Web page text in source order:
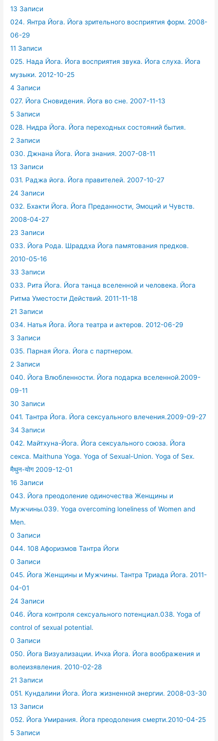
13 Записи
024. Янтра Йога. Йога зрительного восприятия форм. 2008-
06-29
11 Записи
025. Нада Йога. Йога восприятия звука. Йога слуха. Йога
музыки. 2012-10-25
4 Записи
027. Йога Сновидения. Йога во сне. 2007-11-13
5 Записи
028. Нидра Йога. Йога переходных состояний бытия.
2 Записи
030. Джнана Йога. Йога знания. 2007-08-11
13 Записи
031. Раджа йога. Йога правителей. 2007-10-27
24 Записи
032. Бхакти Йога. Йога Преданности, Эмоций и Чувств.
2008-04-27
23 Записи
033. Йога Рода. Шраддха Йога памятования предков.
2010-05-16
33 Записи
033. Рита Йога. Йога танца вселенной и человека. Йога
Ритма Уместости Действий. 2011-11-18
21 Записи
034. Натья Йога. Йога театра и актеров. 2012-06-29
3 Записи
035. Парная Йога. Йога с партнером.
2 Записи
040. Йога Влюбленности. Йога подарка вселенной.2009-
09-11
30 Записи
041. Тантра Йога. Йога сексуального влечения.2009-09-27
34 Записи
042. Майтхуна-Йога. Йога сексуального союза. Йога
секса. Maithuna Yoga. Yoga of Sexual-Union. Yoga of Sex.
मैथुन-योग 2009-12-01
16 Записи
043. Йога преодоление одиночества Женщины и
Мужчины.039. Yoga overcoming loneliness of Women and
Men.
0 Записи
044. 108 Афоризмов Тантра Йоги
0 Записи
045. Йога Женщины и Мужчины. Тантра Триада Йога. 2011-
04-01
24 Записи
046. Йога контроля сексуального потенциал.038. Yoga of
control of sexual potential.
0 Записи
050. Йога Визуализации. Ичха Йога. Йога воображения и
волеизявления. 2010-02-28
21 Записи
051. Кундалини Йога. Йога жизненной энергии. 2008-03-30
13 Записи
052. Йога Умирания. Йога преодоления смерти.2010-04-25
5 Записи